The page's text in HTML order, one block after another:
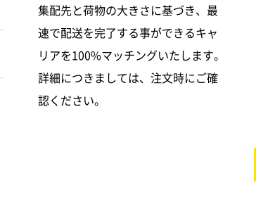
集配先と荷物の大きさに基づき、最
速で配送を完了する事ができるキャ
リアを100%マッチングいたします。
詳細につきましては、注文時にご確
認ください。